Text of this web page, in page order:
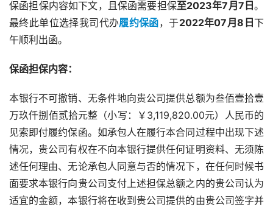
保函担保内容如下文，且保函需要担保至2023年7月7日。
最终此单位选择我司代办履约保函，于2022年07月8日下
午顺利出函。
保函担保内容：
本银行不可撤销、无条件地向贵公司提供总额为叁佰壹拾壹
万玖仟捌佰贰拾元整（小写：￥3,119,820.00元）人民币的
见索即付履约保函。如承包人在履行本合同过程中出现下述
情况，贵公司有权在不向本银行提供任何证明资料、无须陈
述任何理由、无论承包人同意与否的情况下，在任何时候书
面要求本银行向贵公司支付上述担保总额之内的贵公司认为
适宜的金额，本银行将在收到贵公司提供的由贵公司签字并